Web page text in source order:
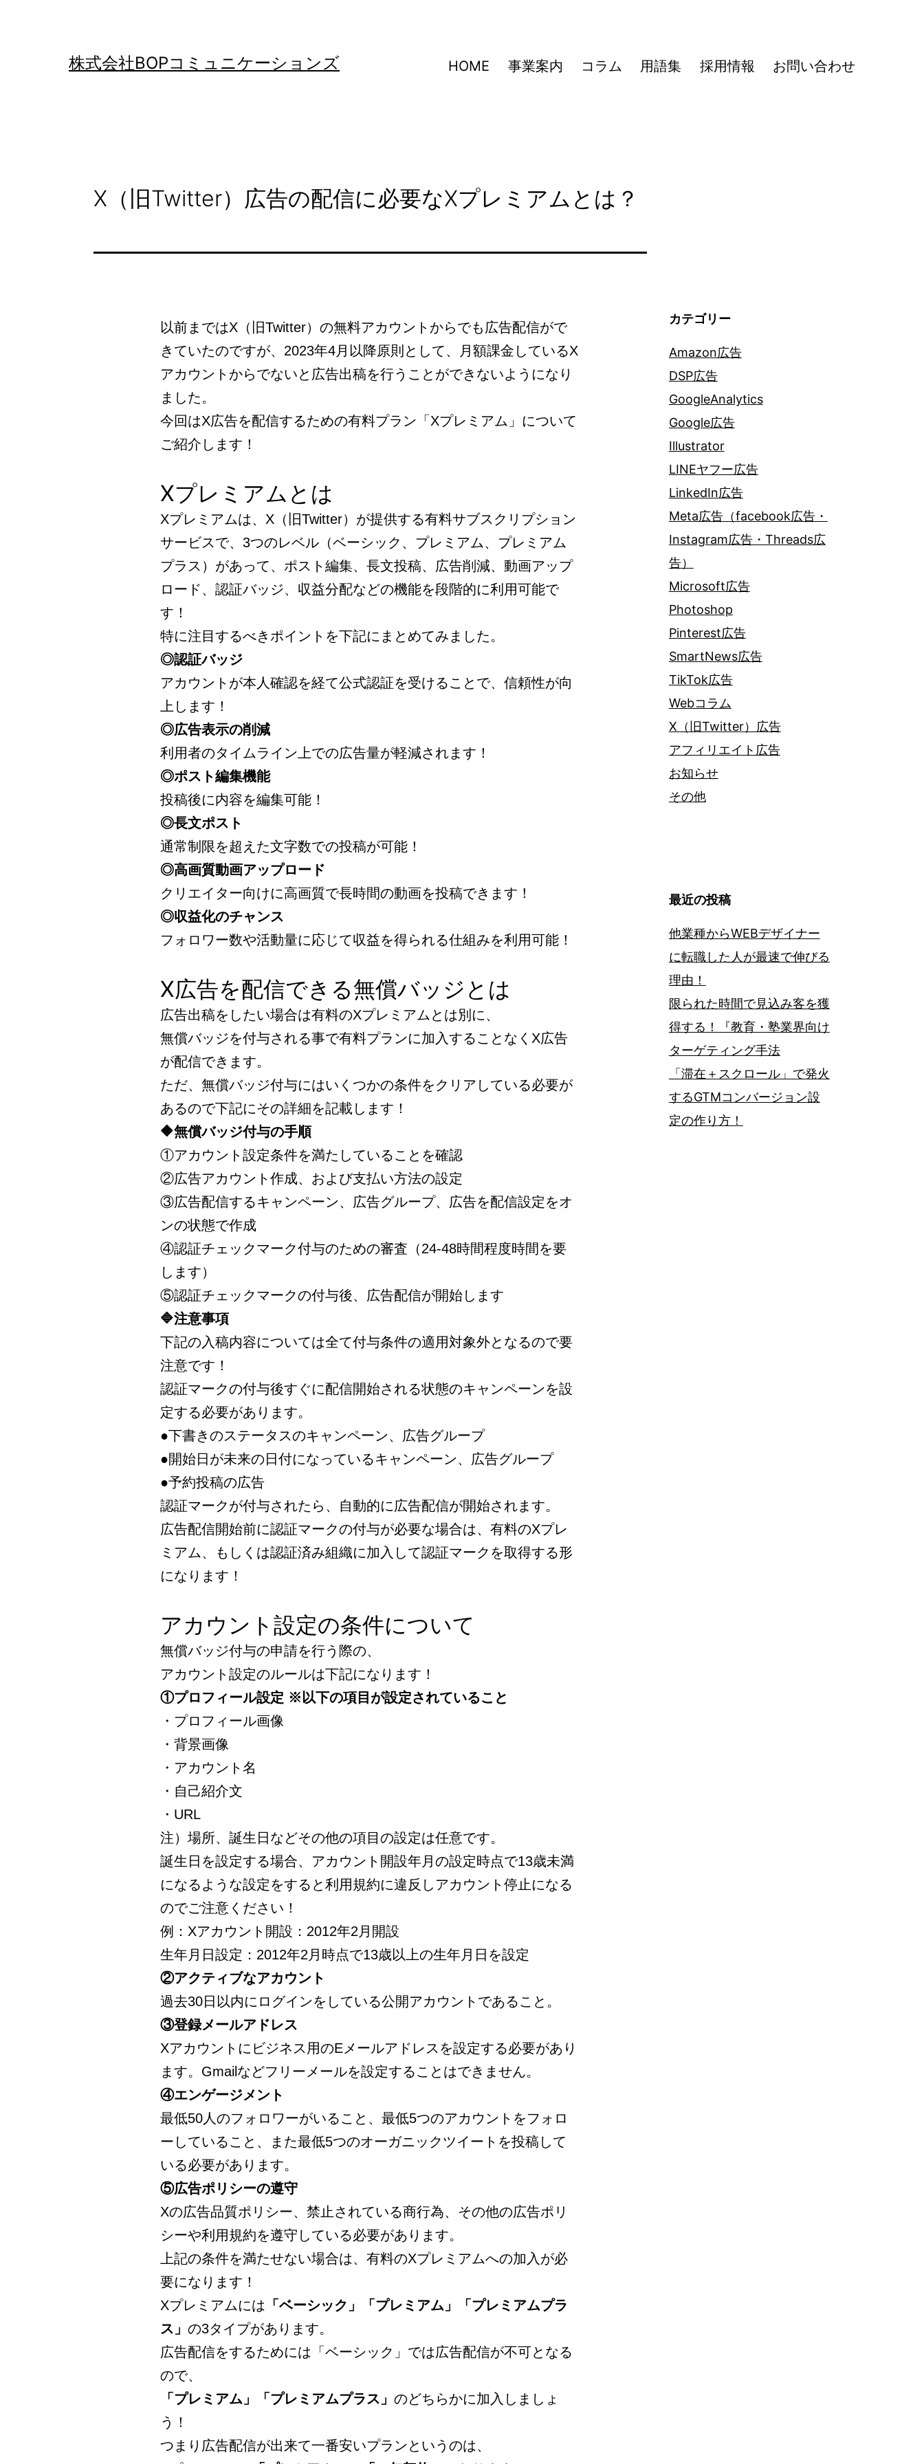
株式会社BOPコミュニケーションズ HOME 事業案内 コラム 用語集 採用情報 お問い合わせ
X（旧Twitter）広告の配信に必要なXプレミアムとは？
以前まではX（旧Twitter）の無料アカウントからでも広告配信がで
きていたのですが、2023年4月以降原則として、月額課金しているX
アカウントからでないと広告出稿を行うことができないようになり
ました。
今回はX広告を配信するための有料プラン「Xプレミアム」について
ご紹介します！
Xプレミアムとは
Xプレミアムは、X（旧Twitter）が提供する有料サブスクリプション
サービスで、3つのレベル（ベーシック、プレミアム、プレミアム
プラス）があって、ポスト編集、長文投稿、広告削減、動画アップ
ロード、認証バッジ、収益分配などの機能を段階的に利用可能で
す！
特に注目するべきポイントを下記にまとめてみました。
◎認証バッジ
アカウントが本人確認を経て公式認証を受けることで、信頼性が向
上します！
◎広告表示の削減
利用者のタイムライン上での広告量が軽減されます！
◎ポスト編集機能
投稿後に内容を編集可能！
◎長文ポスト
通常制限を超えた文字数での投稿が可能！
◎高画質動画アップロード
クリエイター向けに高画質で長時間の動画を投稿できます！
◎収益化のチャンス
フォロワー数や活動量に応じて収益を得られる仕組みを利用可能！
X広告を配信できる無償バッジとは
広告出稿をしたい場合は有料のXプレミアムとは別に、
無償バッジを付与される事で有料プランに加入することなくX広告
が配信できます。
ただ、無償バッジ付与にはいくつかの条件をクリアしている必要が
あるので下記にその詳細を記載します！
🔶無償バッジ付与の手順
①アカウント設定条件を満たしていることを確認
②広告アカウント作成、および支払い方法の設定
③広告配信するキャンペーン、広告グループ、広告を配信設定をオ
ンの状態で作成
④認証チェックマーク付与のための審査（24-48時間程度時間を要
します）
⑤認証チェックマークの付与後、広告配信が開始します
🔷注意事項
下記の入稿内容については全て付与条件の適用対象外となるので要
注意です！
認証マークの付与後すぐに配信開始される状態のキャンペーンを設
定する必要があります。
●下書きのステータスのキャンペーン、広告グループ
●開始日が未来の日付になっているキャンペーン、広告グループ
●予約投稿の広告
認証マークが付与されたら、自動的に広告配信が開始されます。
広告配信開始前に認証マークの付与が必要な場合は、有料のXプレ
ミアム、もしくは認証済み組織に加入して認証マークを取得する形
になります！
アカウント設定の条件について
無償バッジ付与の申請を行う際の、
アカウント設定のルールは下記になります！
①プロフィール設定 ※以下の項目が設定されていること
・プロフィール画像
・背景画像
・アカウント名
・自己紹介文
・URL
注）場所、誕生日などその他の項目の設定は任意です。
誕生日を設定する場合、アカウント開設年月の設定時点で13歳未満
になるような設定をすると利用規約に違反しアカウント停止になる
のでご注意ください！
例：Xアカウント開設：2012年2月開設
生年月日設定：2012年2月時点で13歳以上の生年月日を設定
②アクティブなアカウント
過去30日以内にログインをしている公開アカウントであること。
③登録メールアドレス
Xアカウントにビジネス用のEメールアドレスを設定する必要があり
ます。Gmailなどフリーメールを設定することはできません。
④エンゲージメント
最低50人のフォロワーがいること、最低5つのアカウントをフォロ
ーしていること、また最低5つのオーガニックツイートを投稿して
いる必要があります。
⑤広告ポリシーの遵守
Xの広告品質ポリシー、禁止されている商行為、その他の広告ポリ
シーや利用規約を遵守している必要があります。
上記の条件を満たせない場合は、有料のXプレミアムへの加入が必
要になります！
Xプレミアムには
「ベーシック」「プレミアム」「プレミアムプラ
ス」の3タイプがあります。
広告配信をするためには「ベーシック」では広告配信が不可となる
ので、
「プレミアム」「プレミアムプラス」のどちらかに加入しましょ
う！
つまり広告配信が出来て一番安いプランというのは、
カテゴリー
Amazon広告
DSP広告
GoogleAnalytics
Google広告
Illustrator
LINEヤフー広告
LinkedIn広告
Meta広告（facebook広告・
Instagram広告・Threads広
告）
Microsoft広告
Photoshop
Pinterest広告
SmartNews広告
TikTok広告
Webコラム
X（旧Twitter）広告
アフィリエイト広告
お知らせ
その他
最近の投稿
他業種からWEBデザイナー
に転職した人が最速で伸びる
理由！
限られた時間で見込み客を獲
得する！『教育・塾業界向け
ターゲティング手法
「滞在＋スクロール」で発火
するGTMコンバージョン設
定の作り方！